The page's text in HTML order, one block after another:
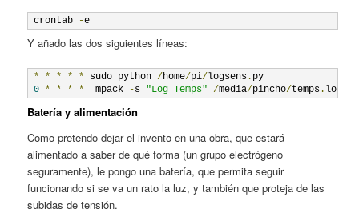
crontab -e
Y añado las dos siguientes líneas:
* * * * * sudo python /home/pi/ logsens .
0 * * * *
  mpack
-s "Log Temps" /media/pincho/temps . log
Batería y alimentación
Como pretendo dejar el invento en una obra, que estará
alimentado a saber de qué forma (un grupo electrógeno
seguramente), le pongo una batería, que permita seguir
funcionando si se va un rato la luz, y también que proteja de las
subidas de tensión.